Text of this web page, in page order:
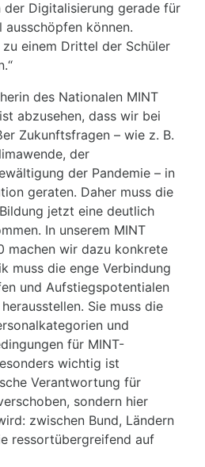
der Digitalisierung gerade für
können.
einem Drittel der Schüler
des Nationalen MINT
abzusehen, dass wir bei
Zukunftsfragen – wie z. B.
der
der Pandemie – in
geraten. Daher muss die
jetzt eine deutlich
In unserem MINT
machen wir dazu konkrete
muss die enge Verbindung
und Aufstiegspotentialen
Sie muss die
und
für MINT-
wichtig ist
Verantwortung für
sondern hier
zwischen Bund, Ländern
ressortübergreifend auf